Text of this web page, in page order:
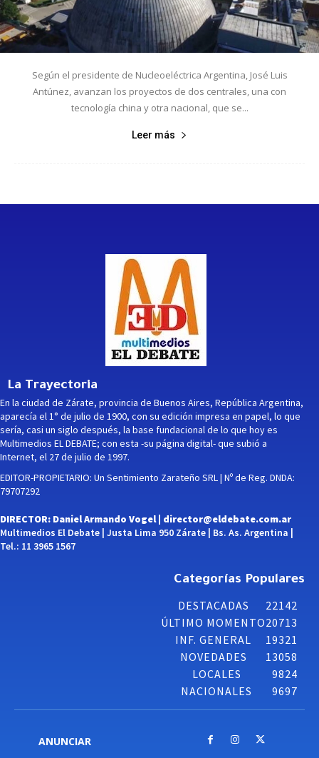
Según el presidente de Nucleoeléctrica Argentina, José Luis
Antúnez, avanzan los proyectos de dos centrales, una con
tecnología china y otra nacional, que se...
Leer más
La Trayectoria
En la ciudad de Zárate, provincia de Buenos Aires, República Argentina,
aparecía el 1° de julio de 1900, con su edición impresa en papel, lo que
sería, casi un siglo después, la base fundacional de lo que hoy es
Multimedios EL DEBATE; con esta -su página digital- que subió a
Internet, el 27 de julio de 1997.
EDITOR-PROPIETARIO: Un Sentimiento Zarateño SRL | Nº de Reg. DNDA:
79707292
DIRECTOR: Daniel Armando Vogel | director@eldebate.com.ar
Multimedios El Debate | Justa Lima 950 Zárate | Bs. As. Argentina |
Tel.: 11 3965 1567
Categorías Populares
DESTACADAS
22142
ÚLTIMO MOMENTO20713
INF. GENERAL
19321
NOVEDADES
13058
LOCALES
9824
NACIONALES
9697
ANUNCIAR